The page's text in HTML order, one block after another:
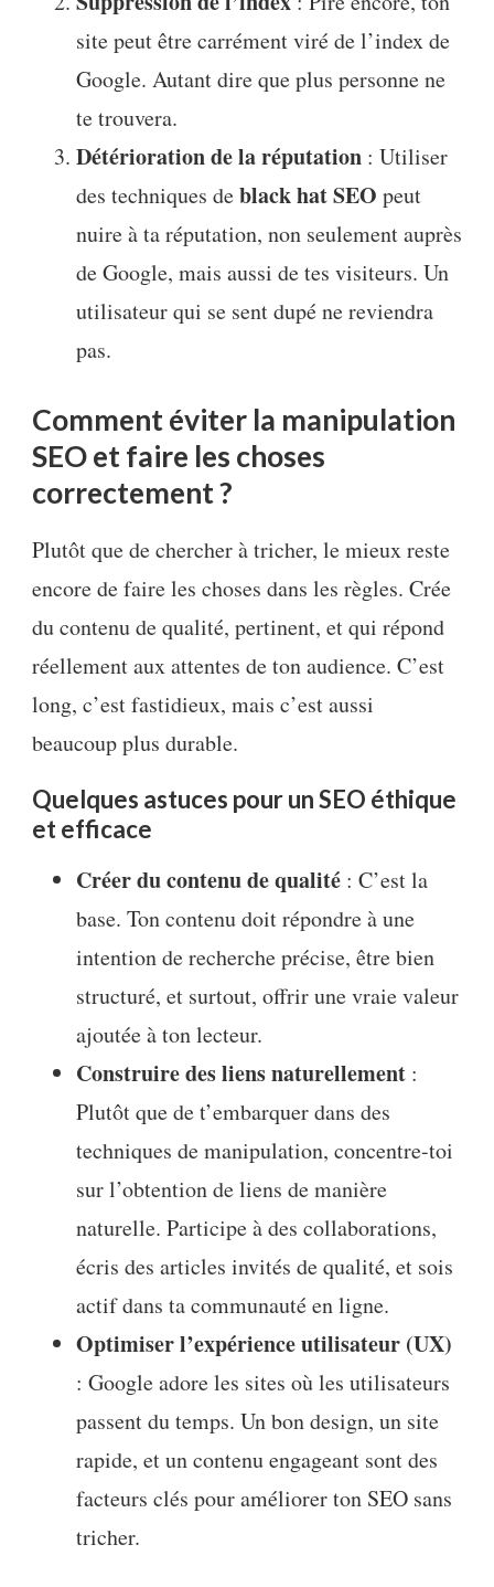
site peut être carrément viré de l’index de
Google. Autant dire que plus personne ne
te trouvera.
Détérioration de la réputation : Utiliser
des techniques deblack hat SEO peut
nuire à ta réputation, non seulement auprès
de Google, mais aussi de tes visiteurs. Un
utilisateur qui se sent dupé ne reviendra
pas.
Comment éviter la manipulation
SEO et faire les choses
correctement ?
Plutôt que de chercher à tricher, le mieux reste
encore de faire les choses dans les règles. Crée
du contenu de qualité, pertinent, et qui répond
réellement aux attentes de ton audience. C’est
long, c’est fastidieux, mais c’est aussi
beaucoup plus durable.
Quelques astuces pour un SEO éthique
et efficace
Créer du contenu de qualité : C’est la
base. Ton contenu doit répondre à une
intention de recherche précise, être bien
structuré, et surtout, offrir une vraie valeur
ajoutée à ton lecteur.
Construire des liens naturellement :
Plutôt que de t’embarquer dans des
techniques de manipulation, concentre-toi
sur l’obtention de liens de manière
naturelle. Participe à des collaborations,
écris des articles invités de qualité, et sois
actif dans ta communauté en ligne.
Optimiser l’expérience utilisateur (UX)
: Google adore les sites où les utilisateurs
passent du temps. Un bon design, un site
rapide, et un contenu engageant sont des
facteurs clés pour améliorer ton SEO sans
tricher.